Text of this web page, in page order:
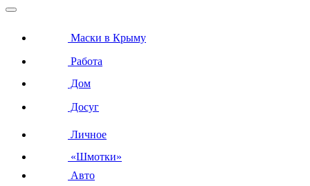
Маски в Крыму
Работа
Дом
Досуг
Личное
«Шмотки»
Авто